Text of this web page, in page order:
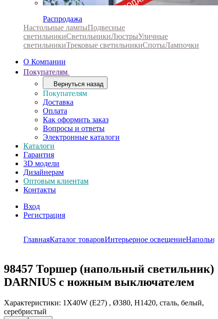
Распродажа
Настольные лампыПодвесные
светильникиСветильникиЛюстрыУличные
светильникиТрековые светильникиСпотыЛампочки
О Компании
Покупателям
Вернуться назад
Покупателям
Доставка
Оплата
Как оформить заказ
Вопросы и ответы
Электронные каталоги
Каталоги
Гарантия
3D модели
Дизайнерам
Оптовым клиентам
Контакты
Вход
Регистрация
ГлавнаяКаталог товаровИнтерьерное освещение
98457 Торшер (напольный светильник)
DARNIUS с ножным выключателем
Характеристики: 1X40W (E27) , Ø380, H1420, сталь, белый,
серебристый